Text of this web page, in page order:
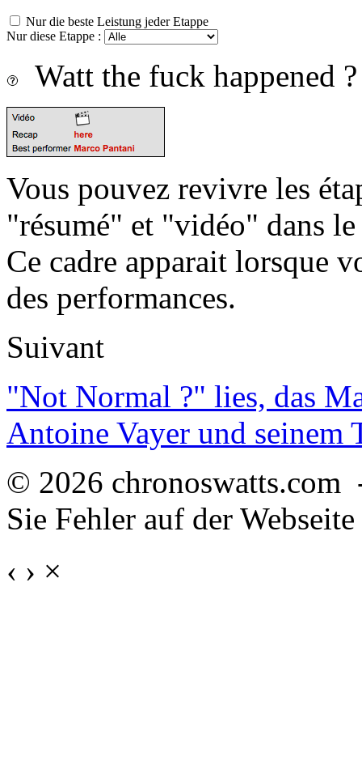
Nur die beste Leistung jeder Etappe
Nur diese Etappe :
Watt the fuck happened ?
Vous pouvez revivre les
"résumé" et "vidéo" dans
Ce cadre apparait lorsque
des performances.
Suivant
"Not Normal ?" lies, das
Antoine Vayer und seinem
© 2026
Sie Fehler auf der
‹ › ×